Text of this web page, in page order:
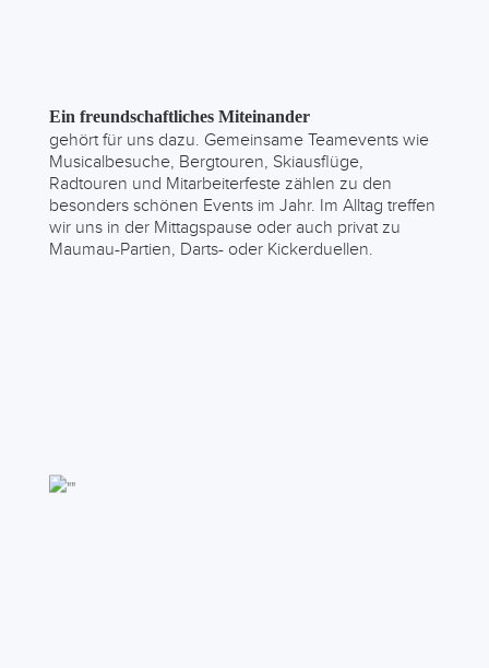
Ein freundschaftliches Miteinander
gehört für uns dazu. Gemeinsame Teamevents wie
Musicalbesuche, Bergtouren, Skiausflüge,
Radtouren und Mitarbeiterfeste zählen zu den
besonders schönen Events im Jahr. Im Alltag treffen
wir uns in der Mittagspause oder auch privat zu
Maumau-Partien, Darts- oder Kickerduellen.